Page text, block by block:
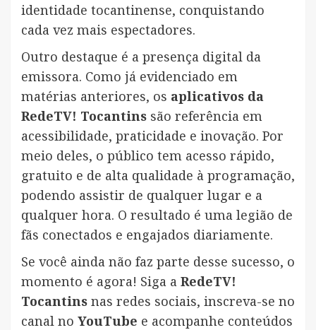
identidade tocantinense, conquistando
cada vez mais espectadores.
Outro destaque é a presença digital da
emissora. Como já evidenciado em
matérias anteriores, os aplicativos da
RedeTV! Tocantins são referência em
acessibilidade, praticidade e inovação. Por
meio deles, o público tem acesso rápido,
gratuito e de alta qualidade à programação,
podendo assistir de qualquer lugar e a
qualquer hora. O resultado é uma legião de
fãs conectados e engajados diariamente.
Se você ainda não faz parte desse sucesso, o
momento é agora! Siga a RedeTV!
Tocantins nas redes sociais, inscreva-se no
canal no YouTube e acompanhe conteúdos